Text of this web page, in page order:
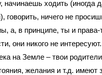
начинаешь ходить (иногда
говорить, ничего не
а, в принципе, ты и
они никого не
на Земле – твои
желания и т.д. имеют